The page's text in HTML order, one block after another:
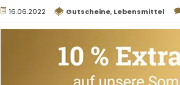
16.06.2022 Gutscheine, Lebensmittel